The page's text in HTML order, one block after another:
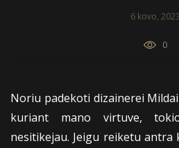
6 kovo, 2023
0
Noriu padekoti dizainerei
kuriant mano virtuve,
nesitikejau. Jeigu reiketu antra